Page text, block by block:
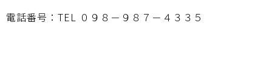
電話番号：TEL ０９８－９８７－４３３５